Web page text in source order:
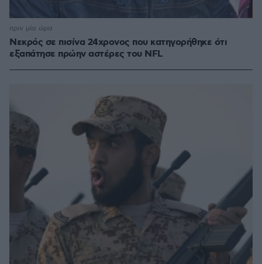
Νεκρός σε πισίνα 24χρονος που κατηγορήθηκε ότι
εξαπάτησε πρώην αστέρες του NFL
πριν μία ώρα